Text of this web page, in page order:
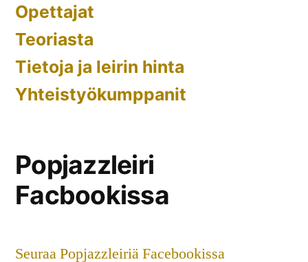
Opettajat
Teoriasta
Tietoja ja leirin hinta
Yhteistyökumppanit
Popjazzleiri
Facbookissa
Seuraa Popjazzleiriä Facebookissa